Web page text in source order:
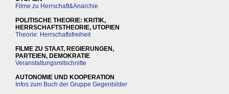
Filme zu Herrschaft&Anarchie
POLITISCHE THEORIE: KRITIK,
HERRSCHAFTSTHEORIE, UTOPIEN
Theorie: Herrschaftsfreiheit
FILME ZU STAAT, REGIERUNGEN,
PARTEIEN, DEMOKRATIE
Veranstaltungsmitschnitte
AUTONOMIE UND KOOPERATION
Infos zum Buch der Gruppe Gegenbilder